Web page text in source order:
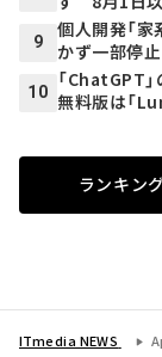
9
個人開発「
かず一部停
10
「ChatGPT
無料版は「
ランキン
ITmedia NEWS